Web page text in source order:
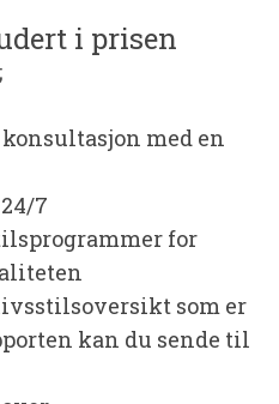
i prisen
med en
7
for
som er
kan du sende til